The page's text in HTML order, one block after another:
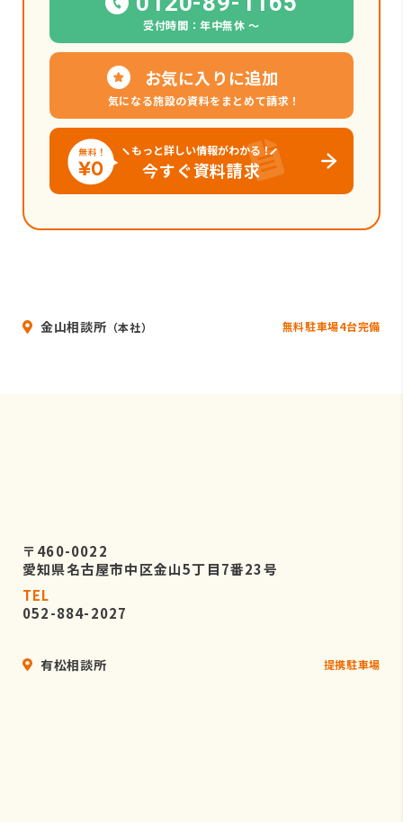
受付時間：年中無休 〜
お気に入りに追加
気になる施設の資料をまとめて請求！
もっと詳しい情報がわかる！
今すぐ資料請求
金山相談所 （本社） 無料駐車場4台完備
〒460-0022
愛知県名古屋市中区金山5丁目7番23号
TEL
052-884-2027
有松相談所 提携駐車場